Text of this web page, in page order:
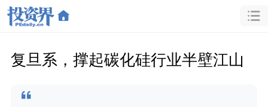
复旦系，撑起碳化硅行业半壁江山